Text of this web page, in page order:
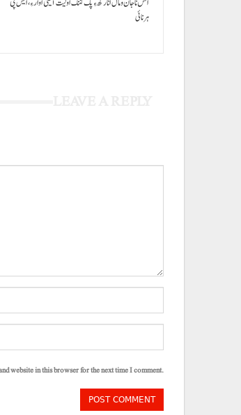
الس نا جان و مال انا رکھ ءِ پک کننگ اولیت آتیٹی اوار ءِ،ایس پی
ہرنائی
website in this browser for the next time I comment.